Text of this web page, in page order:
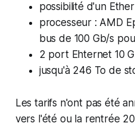
possibilité d'un
processeur : AMD
bus de 100 Gb/s
2 port Ehternet 10
jusqu'à 246 To de
Les tarifs n'ont pas été
vers l'été ou la rentrée